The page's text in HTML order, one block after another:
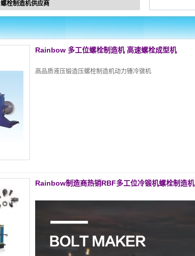
螺栓制造机供应商
Rainbow 多工位螺栓制造机 高速螺栓成型机
高品质液压锻造压螺栓制造机动力锤冷镦机
Rainbow制造商热销RBF多工位冷锻机螺栓制造机